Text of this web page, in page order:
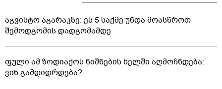
აგვისტო აგარაკზე: ეს 5 საქმე უნდა მოასწროთ
შემოდგომის დადგომამდე
ფული ამ ზოდიაქოს ნიშნების ხელში აღმოჩნდება:
ვინ გამდიდრდება?